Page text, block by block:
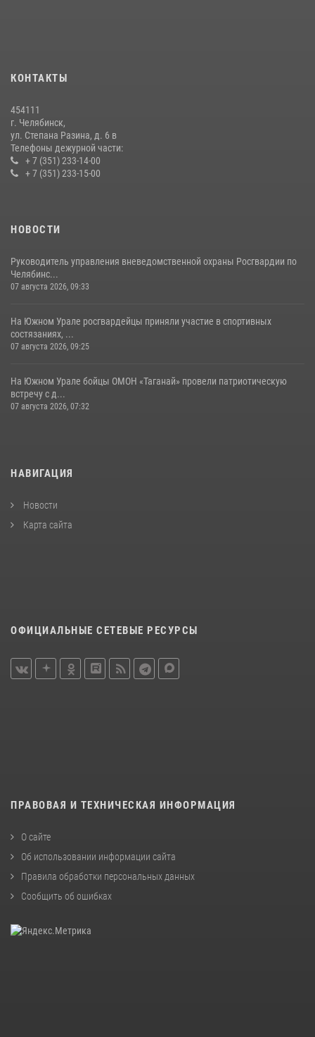
14 июля 2026, 05:15
КОНТАКТЫ
454111
г. Челябинск,
ул. Степана Разина, д. 6 в
Телефоны дежурной части:
+ 7 (351) 233-14-00
+ 7 (351) 233-15-00
НОВОСТИ
Руководитель управления вневедомственной охраны Росгвардии по
Челябинс...
07 августа 2026, 09:33
На Южном Урале росгвардейцы приняли участие в спортивных
состязаниях, ...
07 августа 2026, 09:25
На Южном Урале бойцы ОМОН «Таганай» провели патриотическую
встречу с д...
07 августа 2026, 07:32
НАВИГАЦИЯ
Новости
Карта сайта
ОФИЦИАЛЬНЫЕ СЕТЕВЫЕ РЕСУРСЫ
ПРАВОВАЯ И ТЕХНИЧЕСКАЯ ИНФОРМАЦИЯ
О сайте
Об использовании информации сайта
Правила обработки персональных данных
Сообщить об ошибках